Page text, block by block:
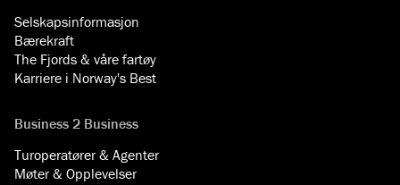
Selskapsinformasjon
Bærekraft
The Fjords & våre fartøy
Karriere i Norway's Best
Business 2 Business
Turoperatører & Agenter
Møter & Opplevelser